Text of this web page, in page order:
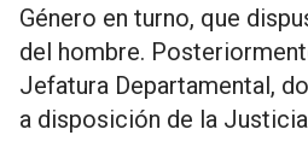
Género en turno, que
del hombre.
Jefatura Departamental,
a disposición de la